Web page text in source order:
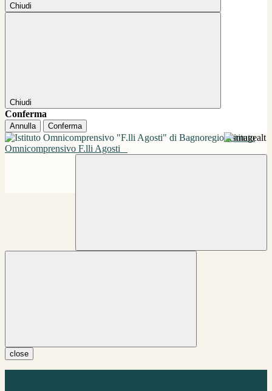
Chiudi
Chiudi
Conferma
Annulla Conferma
Istituto
Omnicomprensivo F.lli Agosti
close